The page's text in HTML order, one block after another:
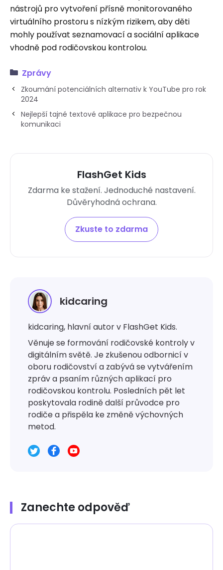
nástrojů pro vytvoření přísně monitorovaného
virtuálního prostoru s nízkým rizikem, aby děti
mohly používat seznamovací a sociální aplikace
vhodně pod rodičovskou kontrolou.
Zprávy
Zkoumání potenciálních alternativ k YouTube pro rok
2024
Nejlepší tajné textové aplikace pro bezpečnou
komunikaci
FlashGet Kids
Zdarma ke stažení. Jednoduché nastavení.
Důvěryhodná ochrana.
Zkuste to zdarma
kidcaring
kidcaring, hlavní autor v FlashGet Kids.
Věnuje se formování rodičovské kontroly v
digitálním světě. Je zkušenou odbornicí v
oboru rodičovství a zabývá se vytvářením
zpráv a psaním různých aplikací pro
rodičovskou kontrolu. Posledních pět let
poskytovala rodině další průvodce pro
rodiče a přispěla ke změně výchovných
metod.
Zanechte odpověď